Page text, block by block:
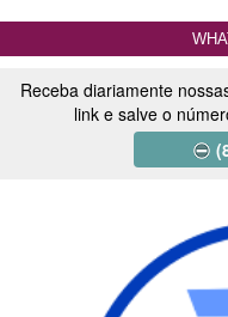
Receba diariamente
link e salve o